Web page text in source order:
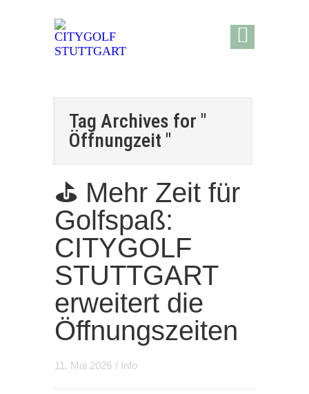
Tag Archives for "
Öffnungzeit "
⛳ Mehr Zeit für
Golfspaß:
CITYGOLF
STUTTGART
erweitert die
Öffnungszeiten
11. Mai 2026 / Info